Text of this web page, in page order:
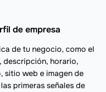
de empresa
de tu negocio, como el
descripción, horario,
sitio web e imagen de
primeras señales de